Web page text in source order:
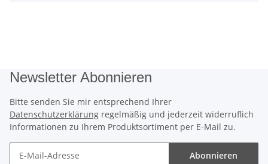
Newsletter Abonnieren
Bitte senden Sie mir entsprechend Ihrer
Datenschutzerklärung regelmäßig und jederzeit widerruflich
Informationen zu Ihrem Produktsortiment per E-Mail zu.
Abonnieren